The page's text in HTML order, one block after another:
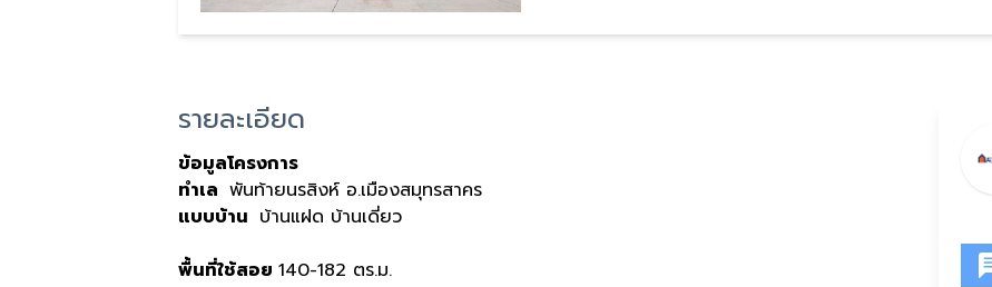
รายละเอียด
ข้อมูลโครงการ
ทำเล พันท้ายนรสิงห์ อ.เมืองสมุทรสาคร
แบบบ้าน บ้านแฝด บ้านเดี่ยว
พื้นที่ใช้สอย 140-182 ตร.ม.